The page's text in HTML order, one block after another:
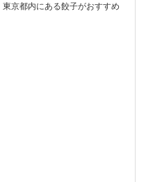
京都内にある餃子がおすすめ